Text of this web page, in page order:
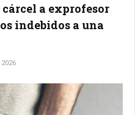
cárcel a exprofesor
indebidos a una